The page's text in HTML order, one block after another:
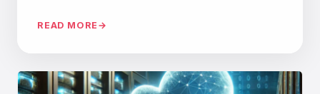
READ MORE